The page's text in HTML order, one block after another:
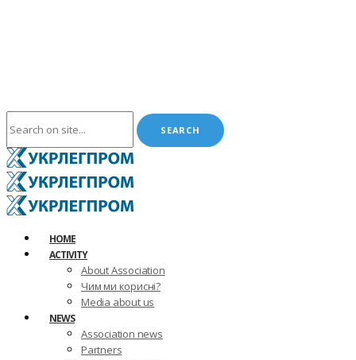
HOME
ACTIVITY
About Association
Чим ми корисні?
Media about us
NEWS
Association news
Partners